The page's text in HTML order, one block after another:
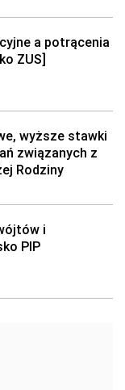
a potrącenia
ZUS]
wyższe stawki
związanych z
Rodziny
i
PIP